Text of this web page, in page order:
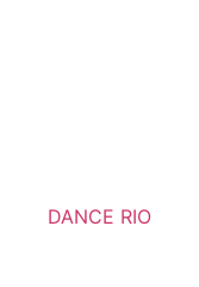
DANCE RIO